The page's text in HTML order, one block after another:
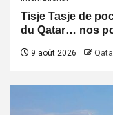
Tisje Tasje de
du Qatar… nos
9 août 2026